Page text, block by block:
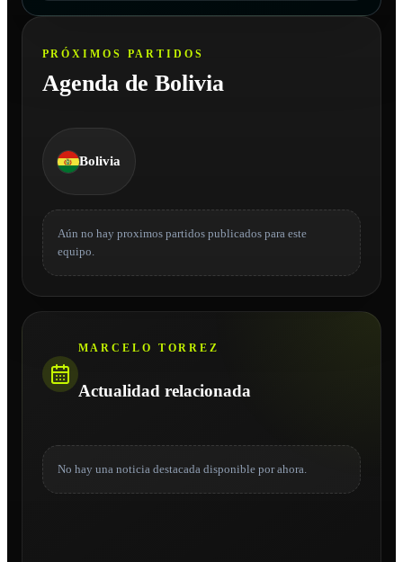
PRÓXIMOS PARTIDOS
Agenda de Bolivia
Bolivia
Aún no hay proximos partidos publicados para este
equipo.
MARCELO TORREZ
Actualidad relacionada
No hay una noticia destacada disponible por ahora.